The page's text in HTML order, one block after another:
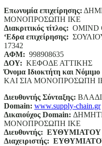
Επωνυμία επιχείρησης:
ΜΟΝΟΠΡΟΣΩΠΗ ΙΚΕ
Διακριτικός τίτλος: ΟΜΙΝD
‘Eδρα επιχείρησης:
17342
ΑΦΜ: 998908635
ΔΟΥ: ΚΕΦΟΔΕ ΑΤΤΙΚΗΣ
Όνομα Ιδιοκτήτη και
ΚΑΙ ΣΙΑ ΜΟΝΟΠΡΟΣΩΠΗ
Διευθυντής Σύνταξης:
Domain: www.supply-chain.gr
Δικαιούχος Domain:
ΜΟΝΟΠΡΟΣΩΠΗ ΙΚΕ
Διευθυντής: ΕΥΘΥΜΙΑΤΟΥ
Διαχειριστής: